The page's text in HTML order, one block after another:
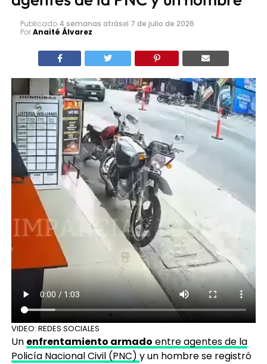
agentes de la PNC y un hombre
Anaité Álvarez
VIDEO: REDES SOCIALES